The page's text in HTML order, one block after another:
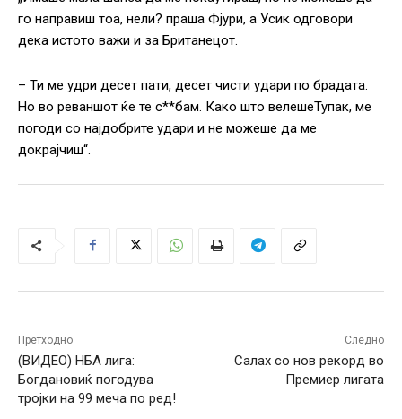
го направиш тоа, нели? праша Фјури, а Усик одговори
дека истото важи и за Британецот.
– Ти ме удри десет пати, десет чисти удари по брадата.
Но во реваншот ќе те с**бам. Како што велешеТупак, ме
погоди со најдобрите удари и не можеше да ме
докрајчиш“.
Претходно
(ВИДЕО) НБА лига:
Богдановиќ погодува
тројки на 99 меча по ред!
Следно
Салах со нов рекорд во
Премиер лигата